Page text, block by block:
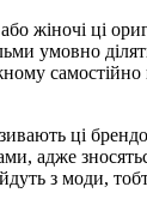
жіночі ці
умовно
самостійно
ці
адже
з моди,